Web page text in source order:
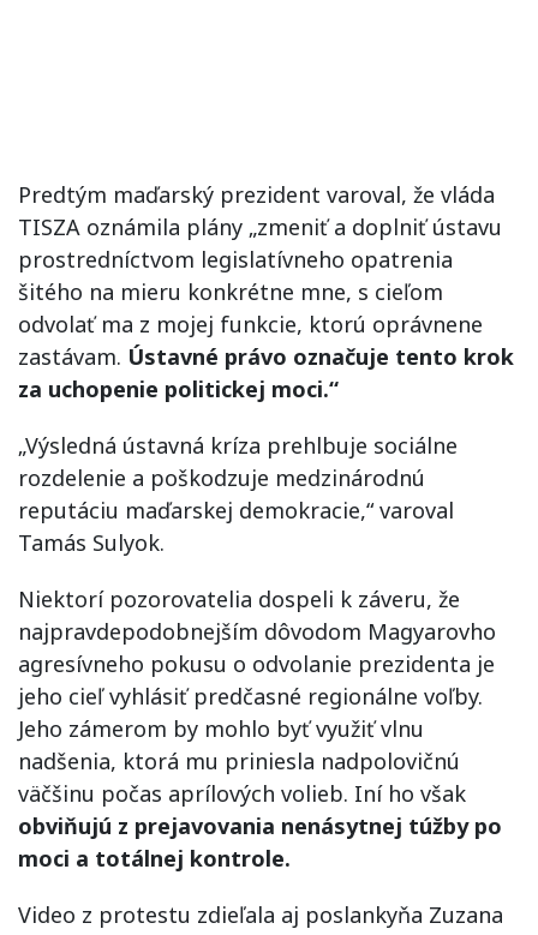
Predtým maďarský prezident varoval, že vláda
TISZA oznámila plány „zmeniť a doplniť ústavu
prostredníctvom legislatívneho opatrenia
šitého na mieru konkrétne mne, s cieľom
odvolať ma z mojej funkcie, ktorú oprávnene
zastávam. Ústavné právo označuje tento krok
za uchopenie politickej moci.“
„Výsledná ústavná kríza prehlbuje sociálne
rozdelenie a poškodzuje medzinárodnú
reputáciu maďarskej demokracie,“ varoval
Tamás Sulyok.
Niektorí pozorovatelia dospeli k záveru, že
najpravdepodobnejším dôvodom Magyarovho
agresívneho pokusu o odvolanie prezidenta je
jeho cieľ vyhlásiť predčasné regionálne voľby.
Jeho zámerom by mohlo byť využiť vlnu
nadšenia, ktorá mu priniesla nadpolovičnú
väčšinu počas aprílových volieb. Iní ho však
obviňujú z prejavovania nenásytnej túžby po
moci a totálnej kontrole.
Video z protestu zdieľala aj poslankyňa Zuzana